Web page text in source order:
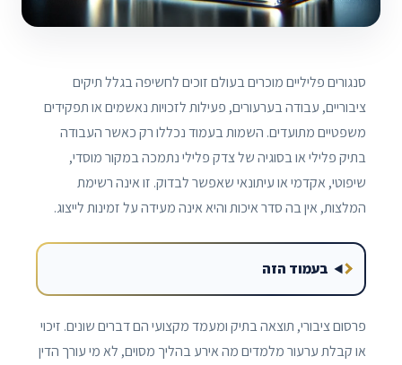
סנגורים פליליים מוכרים בעולם זוכים לחשיפה בגלל תיקים
ציבוריים, עבודה בערעורים, פעילות לזכויות נאשמים או תפקידים
משפטיים מתועדים. השמות בעמוד נכללו רק כאשר העבודה
בתיק פלילי או בסוגיה של צדק פלילי נתמכה במקור מוסדי,
שיפוטי, אקדמי או עיתונאי שאפשר לבדוק. זו אינה רשימת
המלצות, אין בה סדר איכות והיא אינה מעידה על זמינות לייצוג.
בעמוד הזה
פרסום ציבורי, תוצאה בתיק ומעמד מקצועי הם דברים שונים. זיכוי
או קבלת ערעור מלמדים מה אירע בהליך מסוים, לא מי עורך הדין